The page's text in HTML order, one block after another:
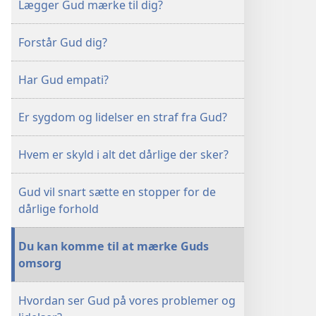
Lægger Gud mærke til dig?
Forstår Gud dig?
Har Gud empati?
Er sygdom og lidelser en straf fra Gud?
Hvem er skyld i alt det dårlige der sker?
Gud vil snart sætte en stopper for de
dårlige forhold
Du kan komme til at mærke Guds
omsorg
Hvordan ser Gud på vores problemer og